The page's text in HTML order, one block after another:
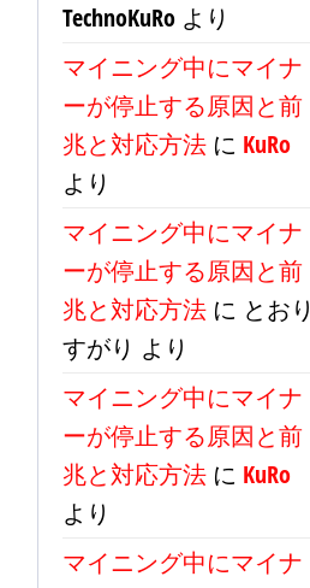
TechnoKuRo より
マイニング中にマイナ
ーが停止する原因と前
兆と対応方法 に KuRo
より
マイニング中にマイナ
ーが停止する原因と前
兆と対応方法 に とおり
すがり より
マイニング中にマイナ
ーが停止する原因と前
兆と対応方法 に KuRo
より
マイニング中にマイナ